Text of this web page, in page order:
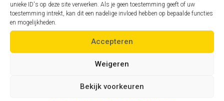
unieke ID's op deze site verwerken. Als je geen toestemming geeft of uw
toestemming intrekt, kan dit een nadelige invloed hebben op bepaalde functies
en mogelijkheden.
Accepteren
Weigeren
Bekijk voorkeuren
Zelfde profiel, andere regio
Assistent hoofdingenieur
Gruitrode
Andere profielen in deze regio